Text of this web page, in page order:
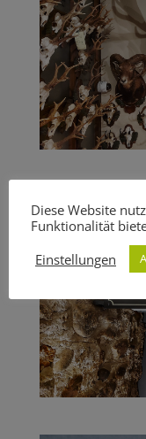
Diese Website
Funktionalität
Einstellungen